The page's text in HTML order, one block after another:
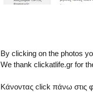
By clicking on the photos
We thank clickatlife.gr for
Κάνοντας click πάνω στις